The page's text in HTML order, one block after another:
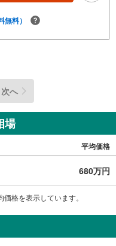
無料）
次へ
場
平均価格
680万円
格を表示しています。